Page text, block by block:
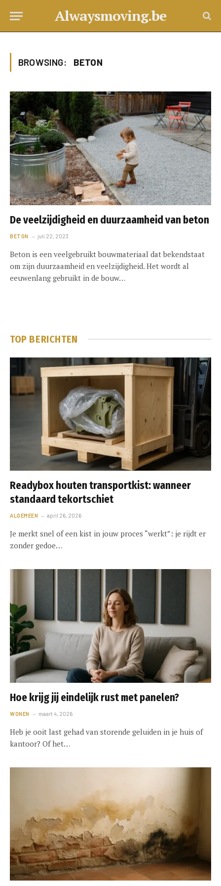
Alwaysmoving.be
BROWSING: BETON
De veelzijdigheid en duurzaamheid van beton
BETON juli 22, 2023
Beton is een veelgebruikt bouwmateriaal dat bekendstaat
om zijn duurzaamheid en veelzijdigheid. Het wordt al
eeuwenlang gebruikt in de bouw…
TOP BERICHTEN
Readybox houten transportkist: wanneer
standaard tekortschiet
ALGEMEEN april 26, 2026
Je merkt snel of een kist in jouw proces “werkt”: je rijdt er
zonder gedoe…
Hoe krijg jij eindelijk rust met panelen?
WONEN maart 4, 2026
Heb je ooit last gehad van storende geluiden in je huis of
kantoor? Of het…